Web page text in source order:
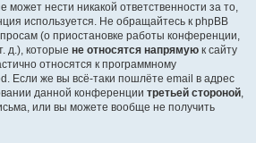
может нести никакой ответственности за то,
используется. Не обращайтесь к phpBB
(о приостановке работы конференции,
д.), которые не относятся напрямую к сайту
относятся к программному
Если же вы всё-таки пошлёте email в адрес
данной конференции третьей стороной,
или вы можете вообще не получить